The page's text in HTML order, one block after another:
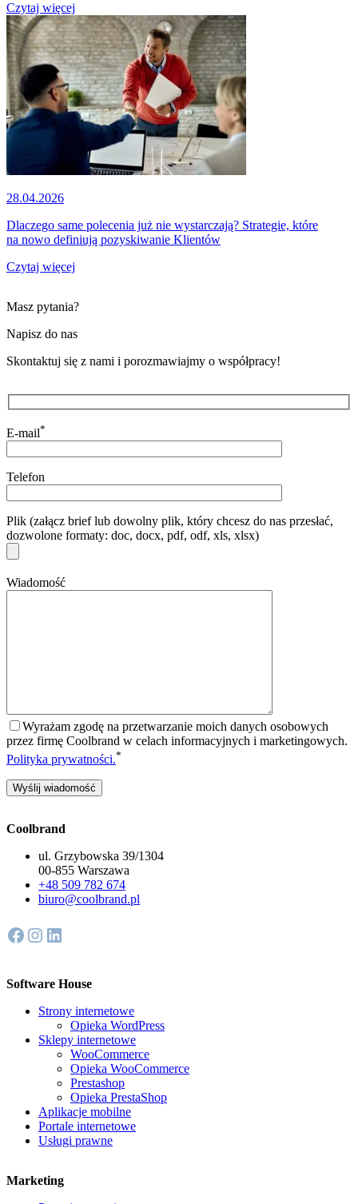
Czytaj więcej
28.04.2026
Dlaczego same polecenia już nie wystarczają? Strategie, które
na nowo definiują pozyskiwanie Klientów
Czytaj więcej
Masz pytania?
Napisz do nas
Skontaktuj się z nami i porozmawiajmy o współpracy!
E-mail*
Telefon
Plik (załącz brief lub dowolny plik, który chcesz do nas przesłać,
dozwolone formaty: doc, docx, pdf, odf, xls, xlsx)
Wiadomość
Wyrażam zgodę na przetwarzanie moich danych osobowych
przez firmę Coolbrand w celach informacyjnych i marketingowych.
Polityka prywatności.*
Coolbrand
ul. Grzybowska 39/1304
00-855 Warszawa
+48 509 782 674
biuro@coolbrand.pl
Facebook Instagram LinkedIn
Software House
Strony internetowe
Opieka WordPress
Sklepy internetowe
WooCommerce
Opieka WooCommerce
Prestashop
Opieka PrestaShop
Aplikacje mobilne
Portale internetowe
Usługi prawne
Marketing